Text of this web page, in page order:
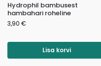
Hydrophil bambusest
hambahari roheline
3,90 €
Lisa korvi